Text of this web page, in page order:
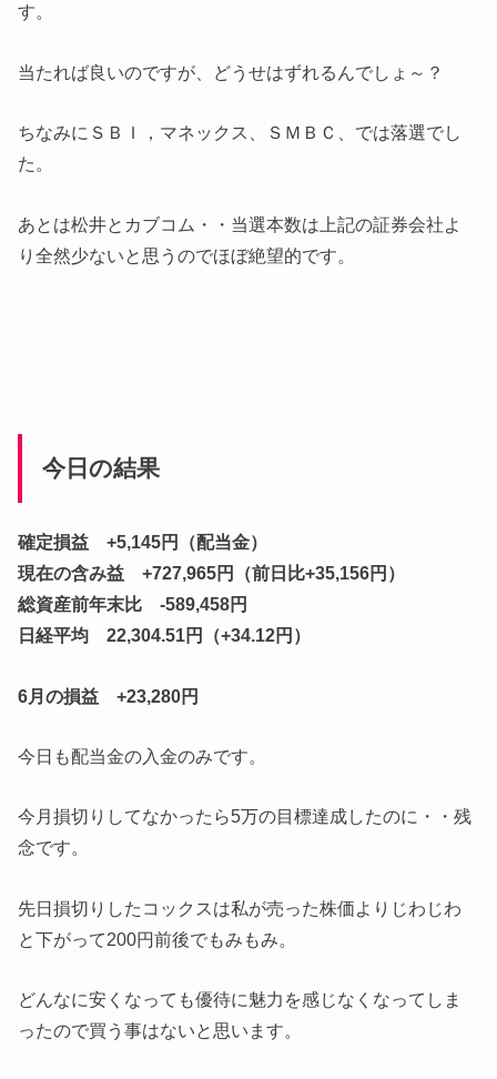
す。
当たれば良いのですが、どうせはずれるんでしょ～？
ちなみにＳＢＩ，マネックス、ＳＭＢＣ、では落選でし
た。
あとは松井とカブコム・・当選本数は上記の証券会社よ
り全然少ないと思うのでほぼ絶望的です。
今日の結果
確定損益 +5,145円（配当金）
現在の含み益 +727,965円（前日比+35,156円）
総資産前年末比 -589,458円
日経平均 22,304.51円（+34.12円）
6月の損益 +23,280円
今日も配当金の入金のみです。
今月損切りしてなかったら5万の目標達成したのに・・残
念です。
先日損切りしたコックスは私が売った株価よりじわじわ
と下がって200円前後でもみもみ。
どんなに安くなっても優待に魅力を感じなくなってしま
ったので買う事はないと思います。